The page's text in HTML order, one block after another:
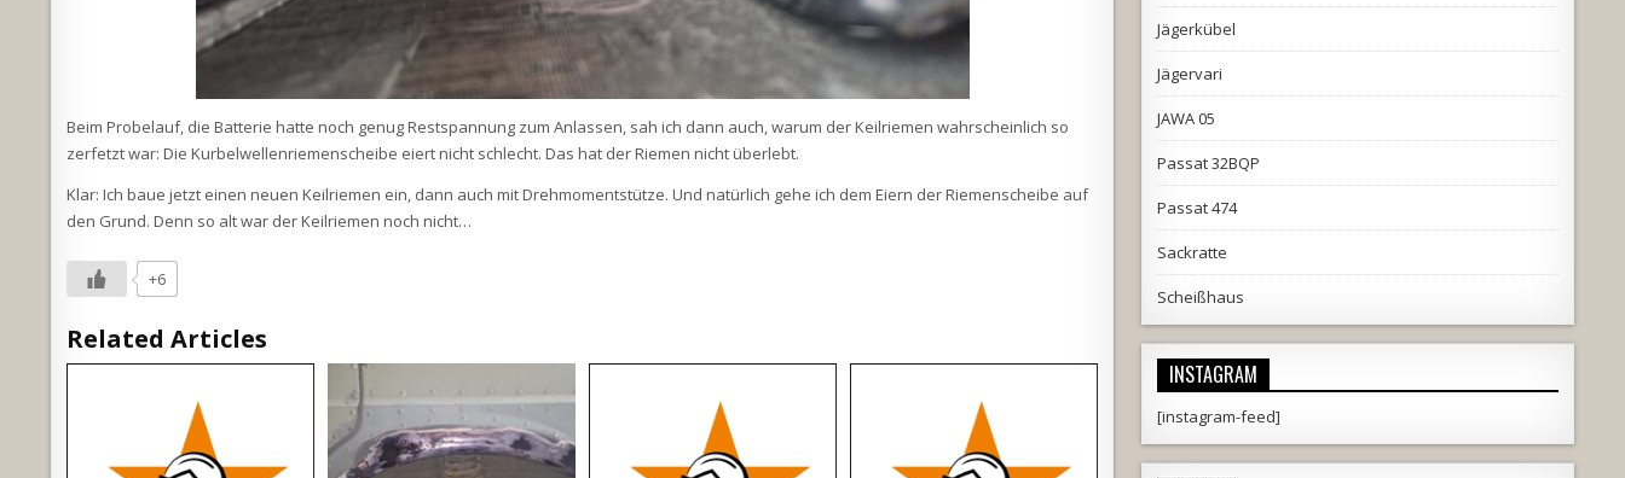
Beim Probelauf, die Batterie hatte noch genug Restspannung zum Anlassen, sah ich dann auch, warum der Keilriemen wahrscheinlich so
zerfetzt war: Die Kurbelwellenriemenscheibe eiert nicht schlecht. Das hat der Riemen nicht überlebt.
Klar: Ich baue jetzt einen neuen Keilriemen ein, dann auch mit Drehmomentstütze. Und natürlich gehe ich dem Eiern der Riemenscheibe auf
den Grund. Denn so alt war der Keilriemen noch nicht…
+6
Related Articles
Jägerkübel
Jägervari
JAWA 05
Passat 32BQP
Passat 474
Sackratte
Scheißhaus
INSTAGRAM
[instagram-feed]